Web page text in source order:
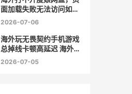
面加载失败无法访问如何
办 国外不能用百度
2026-07-06
海外玩无畏契约手机游戏
总掉线卡顿高延迟 海外玩
无畏契约怎么玩
2026-07-05